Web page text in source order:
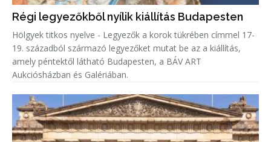
Régi legyezőkből nyílik kiállítás Budapesten
Hölgyek titkos nyelve - Legyezők a korok tükrében címmel 17-
19. századból származó legyezőket mutat be az a kiállítás,
amely péntektől látható Budapesten, a BÁV ART
Aukciósházban és Galériában.